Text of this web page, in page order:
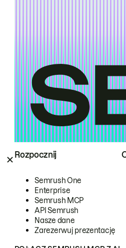
Rozpocznij
Semrush One
Enterprise
Semrush MCP
API Semrush
Nasze dane
Zarezerwuj prezentację